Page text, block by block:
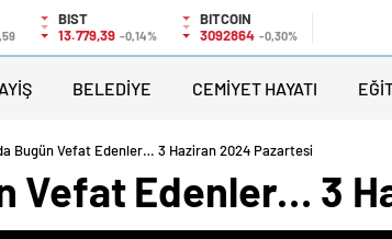
BIST
13.779,39 -0,14%
BITCOIN
3092864 -0,30%
BELEDİYE CEMİYET HAYATI
Bugün Vefat Edenler… 3 Haziran 2024 Pazartesi
Vefat Edenler… 3